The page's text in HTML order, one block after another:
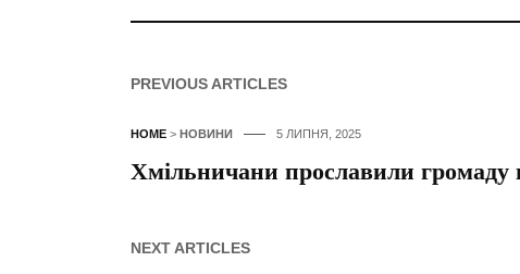
PREVIOUS ARTICLES
HOME> НОВИНИ 5 ЛИПНЯ, 2025
Хмільничани прославили громаду
NEXT ARTICLES